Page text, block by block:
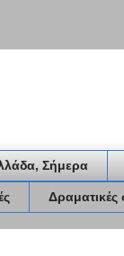
Σήμερα
Δραματικές